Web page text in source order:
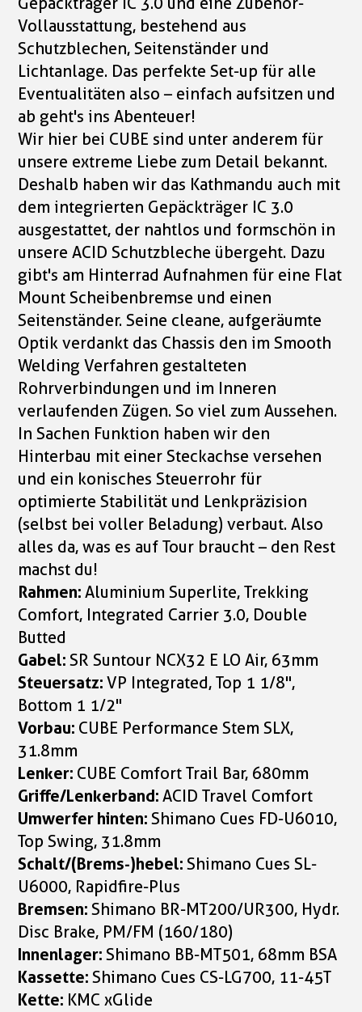
Vollausstattung, bestehend aus
Schutzblechen, Seitenständer und
Lichtanlage. Das perfekte Set-up für alle
Eventualitäten also – einfach aufsitzen und
ab geht's ins Abenteuer!
Wir hier bei CUBE sind unter anderem für
unsere extreme Liebe zum Detail bekannt.
Deshalb haben wir das Kathmandu auch mit
dem integrierten Gepäckträger IC 3.0
ausgestattet, der nahtlos und formschön in
unsere ACID Schutzbleche übergeht. Dazu
gibt's am Hinterrad Aufnahmen für eine Flat
Mount Scheibenbremse und einen
Seitenständer. Seine cleane, aufgeräumte
Optik verdankt das Chassis den im Smooth
Welding Verfahren gestalteten
Rohrverbindungen und im Inneren
verlaufenden Zügen. So viel zum Aussehen.
In Sachen Funktion haben wir den
Hinterbau mit einer Steckachse versehen
und ein konisches Steuerrohr für
optimierte Stabilität und Lenkpräzision
(selbst bei voller Beladung) verbaut. Also
alles da, was es auf Tour braucht – den Rest
machst du!
Rahmen:Aluminium Superlite, Trekking
Comfort, Integrated Carrier 3.0, Double
Butted
Gabel:SR Suntour NCX32 E LO Air, 63mm
Steuersatz:VP Integrated, Top 1 1/8",
Bottom 1 1/2"
Vorbau: CUBE Performance Stem SLX,
31.8mm
Lenker: CUBE Comfort Trail Bar, 680mm
Griffe/Lenkerband:ACID Travel Comfort
Umwerfer hinten:Shimano Cues FD-U6010,
Top Swing, 31.8mm
Schalt/(Brems-)hebel:Shimano Cues SL-
U6000, Rapidfire-Plus
Bremsen:Shimano BR-MT200/UR300, Hydr.
Disc Brake, PM/FM (160/180)
Innenlager:Shimano BB-MT501, 68mm BSA
Kassette:Shimano Cues CS-LG700, 11-45T
Kette: KMC xGlide